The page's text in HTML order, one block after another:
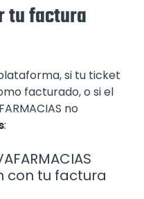
tu factura
si tu ticket
facturado, o si el
no
:
con tu factura